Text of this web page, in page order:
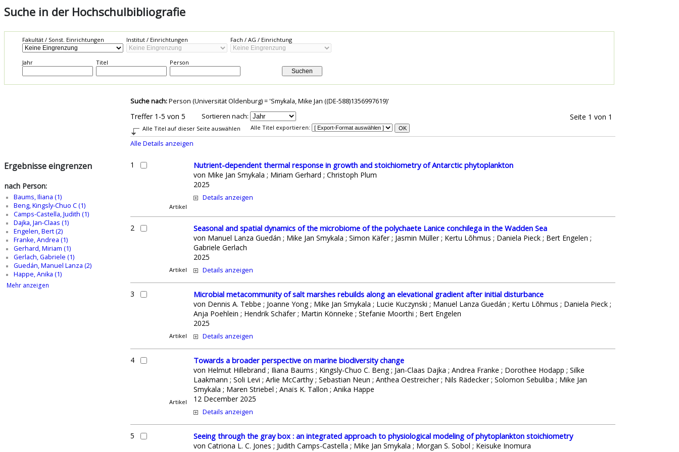
Suche in der Hochschulbibliografie
Fakultät / Sonst. Einrichtungen Institut / Einrichtungen Fach / AG / Einrichtung
Jahr Titel Person
Suchen
Suche nach:Person (Universität Oldenburg) = 'Smykala, Mike Jan ((DE-588)1356997619)'
Treffer 1-5 von 5 Sortieren nach: Seite 1 von 1
Alle Titel auf dieser Seite auswählen Alle Titel exportieren: OK
Alle Details anzeigen
Ergebnisse eingrenzen
nach Person:
Baums, Iliana (1)
Beng, Kingsly-Chuo C (1)
Camps-Castella, Judith (1)
Dajka, Jan-Claas (1)
Engelen, Bert (2)
Franke, Andrea (1)
Gerhard, Miriam (1)
Gerlach, Gabriele (1)
Guedán, Manuel Lanza (2)
Happe, Anika (1)
Mehr anzeigen
1
Artikel
Nutrient-dependent thermal response in growth and stoichiometry of Antarctic phytoplankton
von Mike Jan Smykala ; Miriam Gerhard ; Christoph Plum
2025
Details anzeigen
2
Artikel
Seasonal and spatial dynamics of the microbiome of the polychaete Lanice conchilega in the Wadden Sea
von Manuel Lanza Guedán ; Mike Jan Smykala ; Simon Käfer ; Jasmin Müller ; Kertu Lõhmus ; Daniela Pieck ; Bert Engelen ;
Gabriele Gerlach
2025
Details anzeigen
3
Artikel
Microbial metacommunity of salt marshes rebuilds along an elevational gradient after initial disturbance
von Dennis A. Tebbe ; Joanne Yong ; Mike Jan Smykala ; Lucie Kuczynski ; Manuel Lanza Guedán ; Kertu Lõhmus ; Daniela Pieck ;
Anja Poehlein ; Hendrik Schäfer ; Martin Könneke ; Stefanie Moorthi ; Bert Engelen
2025
Details anzeigen
4
Artikel
Towards a broader perspective on marine biodiversity change
von Helmut Hillebrand ; Iliana Baums ; Kingsly-Chuo C. Beng ; Jan-Claas Dajka ; Andrea Franke ; Dorothee Hodapp ; Silke
Laakmann ; Soli Levi ; Arlie McCarthy ; Sebastian Neun ; Anthea Oestreicher ; Nils Rädecker ; Solomon Sebuliba ; Mike Jan
Smykala ; Maren Striebel ; Anaïs K. Tallon ; Anika Happe
12 December 2025
Details anzeigen
5 Seeing through the gray box : an integrated approach to physiological modeling of phytoplankton stoichiometry
von Catriona L. C. Jones ; Judith Camps-Castella ; Mike Jan Smykala ; Morgan S. Sobol ; Keisuke Inomura